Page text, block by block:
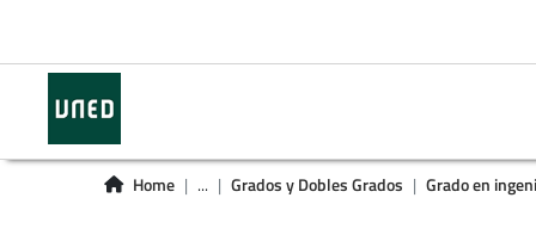
Home ... Grados y Dobles Grados Grado en